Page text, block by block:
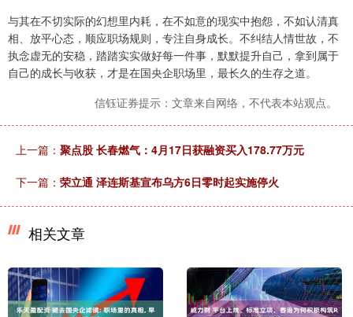
与其在不切实际的幻想里内耗，在不如意的现实中抱怨，不如认清真
相、放平心态，顺应职场规则，专注自身成长。不纠结人情世故，不
执念虚无的安稳，踏踏实实做好每一件事，默默提升自己，拿到属于
自己的成长与收获，才是在国央企职场里，最长久的生存之道。
信钰证券提示：文章来自网络，不代表本站观点。
上一篇： 聚点股 长春燃气：4月17日获融资买入178.77万元
下一篇： 荣立通 泽连斯基宣布乌方6日零时起实施停火
相关文章